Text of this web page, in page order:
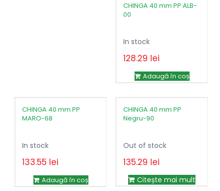
CHINGA 40 mm PP ALB-
00
In stock
128.29 lei
Adaugă în coș
CHINGA 40 mm PP
MARO-68
In stock
inițial
a
133.55 lei
curent
este:
Adaugă în coș
CHINGA 40 mm PP
Negru-90
Out of stock
135.29 lei
Citește mai mult